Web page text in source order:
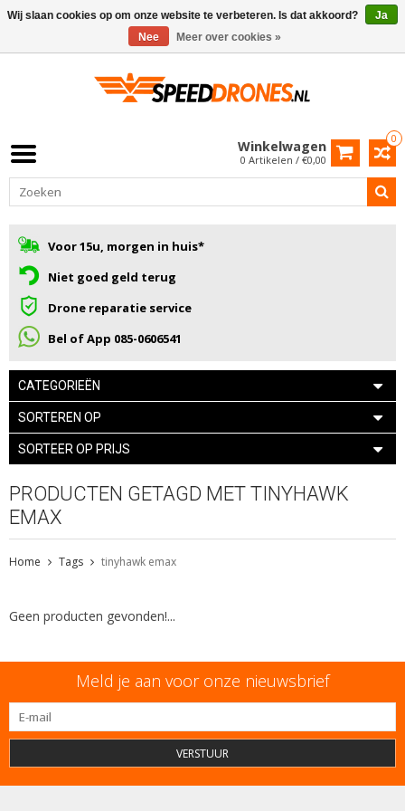
0
Winkelwagen
0 Artikelen / €0,00
Voor 15u, morgen in huis*
Niet goed geld terug
Drone reparatie service
Bel of App 085-0606541
CATEGORIEËN
SORTEREN OP
SORTEER OP PRIJS
PRODUCTEN GETAGD MET TINYHAWK
EMAX
Home Tags tinyhawk emax
Geen producten gevonden!...
Meld je aan voor onze nieuwsbrief
VERSTUUR
Wij slaan cookies op om onze website te verbeteren. Is dat akkoord?
Ja
Nee
Meer over cookies »